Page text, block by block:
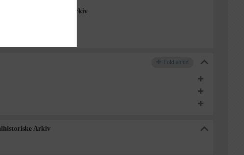
Nysted Lokalhistoriske Arkiv
Fold alt ud
Arkiv